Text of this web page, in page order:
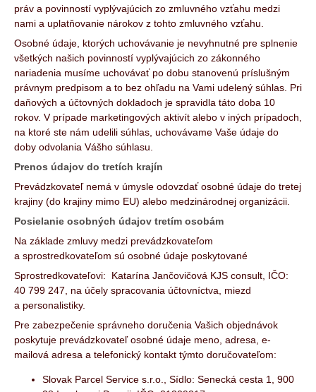
práv a povinností vyplývajúcich zo zmluvného vzťahu medzi
nami a uplatňovanie nárokov z tohto zmluvného vzťahu.
Osobné údaje, ktorých uchovávanie je nevyhnutné pre splnenie
všetkých našich povinností vyplývajúcich zo zákonného
nariadenia musíme uchovávať po dobu stanovenú príslušným
právnym predpisom a to bez ohľadu na Vami udelený súhlas. Pri
daňových a účtovných dokladoch je spravidla táto doba 10
rokov. V prípade marketingových aktivít alebo v iných prípadoch,
na ktoré ste nám udelili súhlas, uchovávame Vaše údaje do
doby odvolania Vášho súhlasu.
Prenos údajov do tretích krajín
Prevádzkovateľ nemá v úmysle odovzdať osobné údaje do tretej
krajiny (do krajiny mimo EU) alebo medzinárodnej organizácii.
Posielanie osobných údajov tretím osobám
Na základe zmluvy medzi prevádzkovateľom
a sprostredkovateľom sú osobné údaje poskytované
Sprostredkovateľovi: Katarína Jančovičová KJS consult, IČO:
40 799 247, na účely spracovania účtovníctva, miezd
a personalistiky.
Pre zabezpečenie správneho doručenia Vašich objednávok
poskytuje prevádzkovateľ osobné údaje meno, adresa, e-
mailová adresa a telefonický kontakt týmto doručovateľom:
Slovak Parcel Service s.r.o., Sídlo: Senecká cesta 1, 900